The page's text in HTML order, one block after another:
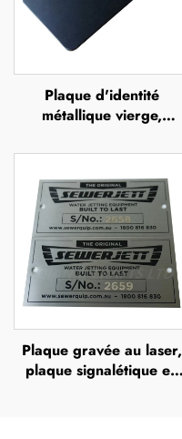
Plaque d'identité
métallique vierge,
en aluminium, badge
signalétique, plaque
d'identité en acier
inoxydable
Plaque gravée au laser,
plaque signalétique en